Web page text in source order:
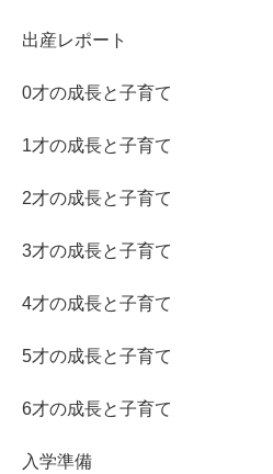
出産レポート
0才の成長と子育て
1才の成長と子育て
2才の成長と子育て
3才の成長と子育て
4才の成長と子育て
5才の成長と子育て
6才の成長と子育て
入学準備